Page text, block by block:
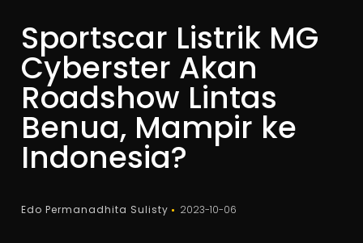
Sportscar Listrik MG
Cyberster Akan
Roadshow Lintas
Benua, Mampir ke
Indonesia?
Edo Permanadhita Sulisty 2023-10-06